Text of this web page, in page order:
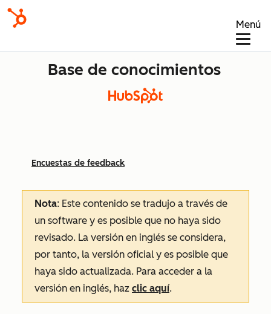
Menú
Base de conocimientos
Encuestas de feedback
Nota: Este contenido se tradujo a través de
un software y es posible que no haya sido
revisado. La versión en inglés se considera,
por tanto, la versión oficial y es posible que
haya sido actualizada. Para acceder a la
versión en inglés, haz clic aquí.